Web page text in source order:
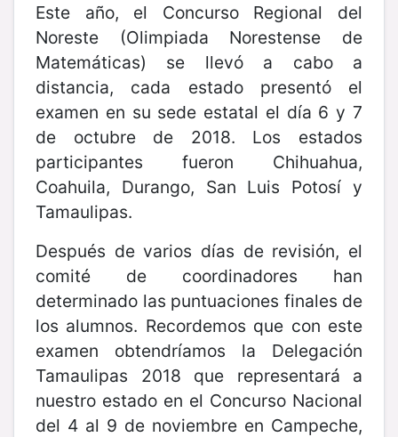
Este año, el Concurso Regional del
Noreste (Olimpiada Norestense de
Matemáticas) se llevó a cabo a
distancia, cada estado presentó el
examen en su sede estatal el día 6 y 7
de octubre de 2018. Los estados
participantes fueron Chihuahua,
Coahuila, Durango, San Luis Potosí y
Tamaulipas.
Después de varios días de revisión, el
comité de coordinadores han
determinado las puntuaciones finales de
los alumnos. Recordemos que con este
examen obtendríamos la Delegación
Tamaulipas 2018 que representará a
nuestro estado en el Concurso Nacional
del 4 al 9 de noviembre en Campeche,